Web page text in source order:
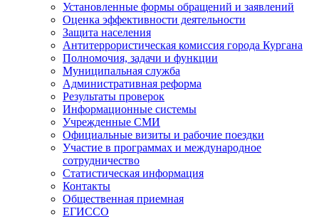
Установленные формы обращений и заявлений
Оценка эффективности деятельности
Защита населения
Антитеррористическая комиссия города Кургана
Полномочия, задачи и функции
Муниципальная служба
Административная реформа
Результаты проверок
Информационные системы
Учрежденные СМИ
Официальные визиты и рабочие поездки
Участие в программах и международное
сотрудничество
Статистическая информация
Контакты
Общественная приемная
ЕГИССО